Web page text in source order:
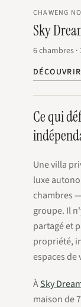
CHAWENG
Sky
6chambres ·
Ce qui
Une villa
luxe
chambres
groupe. Il
partagé et
propriété,
espaces de
ÀSky
maison de